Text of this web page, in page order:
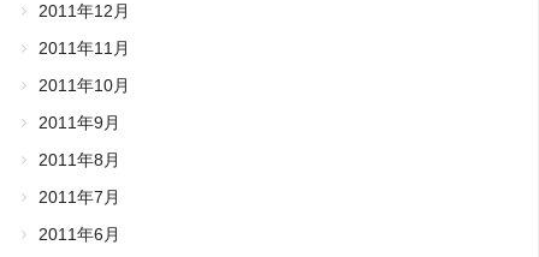
2011年12月
2011年11月
2011年10月
2011年9月
2011年8月
2011年7月
2011年6月